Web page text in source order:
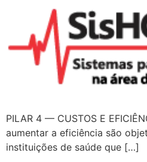
PILAR 4 — CUSTOS E
aumentar a eficiência são
instituições de saúde que […]